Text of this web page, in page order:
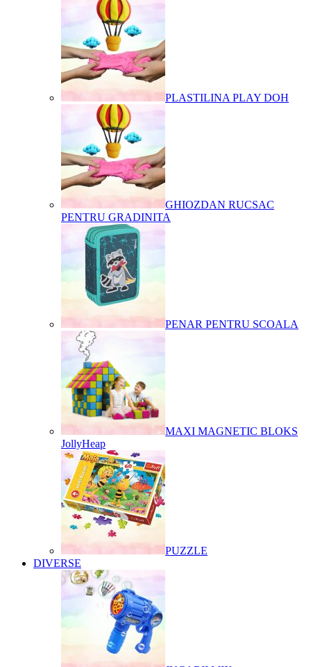
PLASTILINA PLAY DOH
GHIOZDAN RUCSAC
PENTRU GRADINITA
PENAR PENTRU SCOALA
MAXI MAGNETIC BLOKS
JollyHeap
PUZZLE
DIVERSE